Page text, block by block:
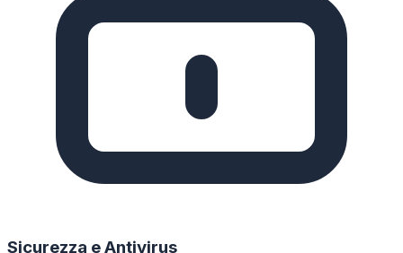
Sicurezza e Antivirus